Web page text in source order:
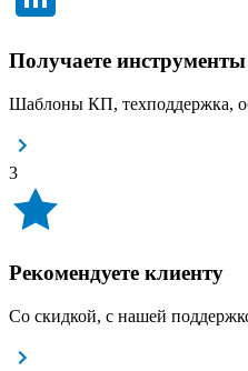
Получаете инструменты
Шаблоны КП, техподдержка,
3
Рекомендуете клиенту
Со скидкой, с нашей